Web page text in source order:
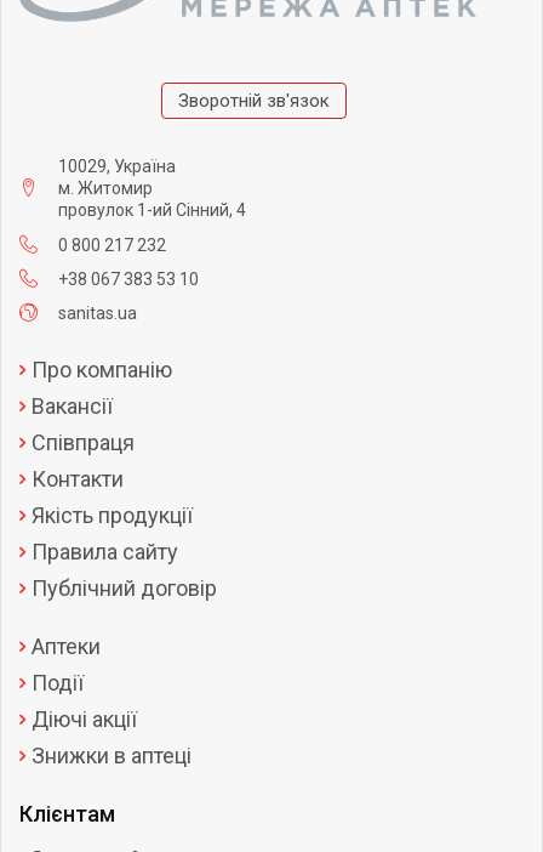
Зворотній зв'язок
10029, Україна
м. Житомир
провулок 1-ий Сінний, 4
0 800 217 232
+38 067 383 53 10
sanitas.ua
Про компанію
Вакансії
Співпраця
Контакти
Якість продукції
Правила сайту
Публічний договір
Аптеки
Події
Діючі акції
Знижки в аптеці
Клієнтам